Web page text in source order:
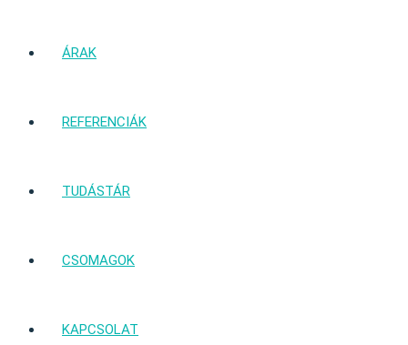
ÁRAK
REFERENCIÁK
TUDÁSTÁR
CSOMAGOK
KAPCSOLAT